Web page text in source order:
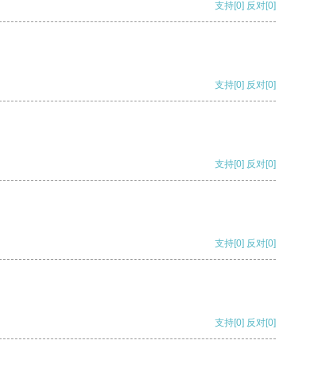
支持[0] 反对[0]
支持[0] 反对[0]
支持[0] 反对[0]
支持[0] 反对[0]
支持[0] 反对[0]